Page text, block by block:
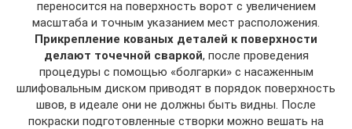
переносится на поверхность ворот с увеличением
масштаба и точным указанием мест расположения.
Прикрепление кованых деталей к поверхности
делают точечной сваркой, после проведения
процедуры с помощью «болгарки» с насаженным
шлифовальным диском приводят в порядок поверхность
швов, в идеале они не должны быть видны. После
покраски подготовленные створки можно вешать на